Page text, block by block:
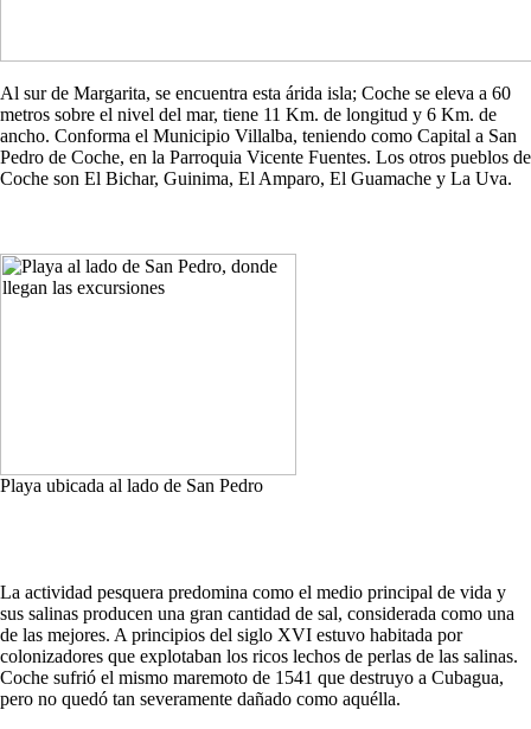
Al sur de Margarita, se encuentra esta árida isla; Coche se eleva a 60
metros sobre el nivel del mar, tiene 11 Km. de longitud y 6 Km. de
ancho. Conforma el Municipio Villalba, teniendo como Capital a San
Pedro de Coche, en la Parroquia Vicente Fuentes. Los otros pueblos de
Coche son El Bichar, Guinima, El Amparo, El Guamache y La Uva.
Playa ubicada al lado de San Pedro
La actividad pesquera predomina como el medio principal de vida y
sus salinas producen una gran cantidad de sal, considerada como una
de las mejores. A principios del siglo XVI estuvo habitada por
colonizadores que explotaban los ricos lechos de perlas de las salinas.
Coche sufrió el mismo maremoto de 1541 que destruyo a Cubagua,
pero no quedó tan severamente dañado como aquélla.